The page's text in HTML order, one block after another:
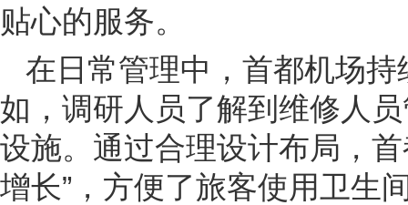
贴心的服务。
在日常管理中，首都机场
如，调研人员了解到维修人
设施。通过合理设计布局，
增长”，方便了旅客使用卫生